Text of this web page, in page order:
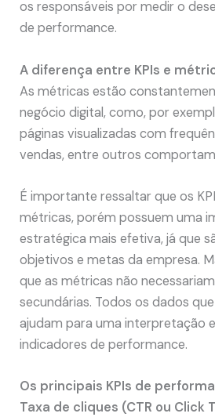
os responsáveis por medir o
de performance.
A diferença entre KPIs e
As métricas estão
negócio digital, como, por
páginas visualizadas com
vendas, entre outros
É importante ressaltar que os
métricas, porém possuem uma
estratégica mais efetiva, já que
objetivos e metas da empresa.
que as métricas não
secundárias. Todos os dados
ajudam para uma interpretação
indicadores de performance.
Os principais KPIs de
Taxa de cliques (CTR ou Click